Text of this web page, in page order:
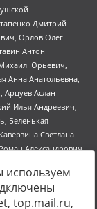
используем
top.mail.ru,